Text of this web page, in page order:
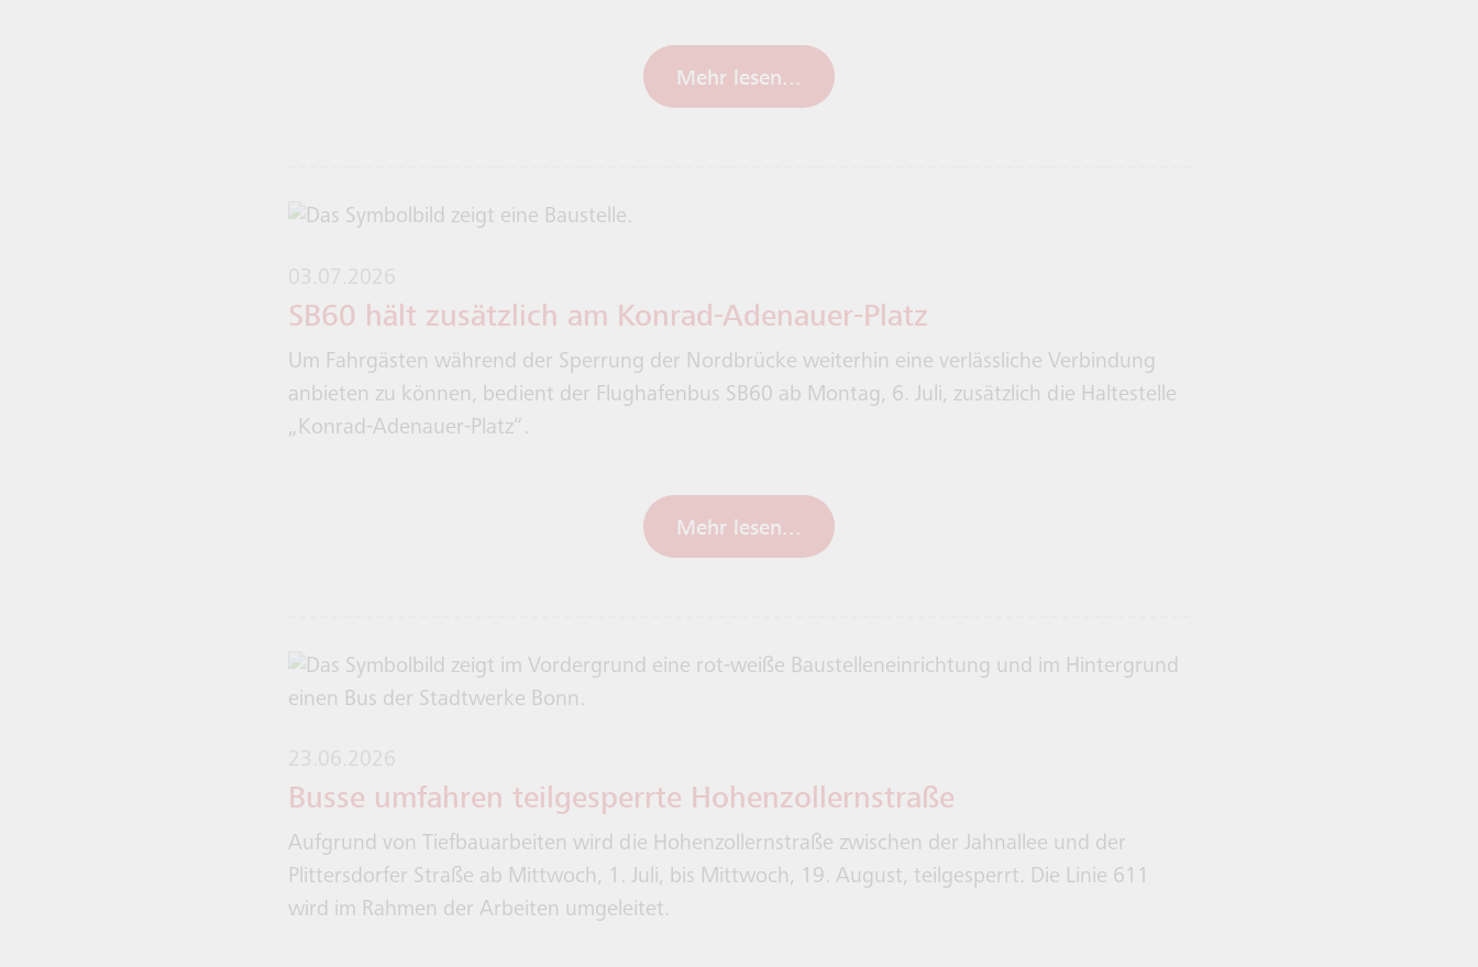
Mehr lesen...
SB60 hält zusätzlich am Konrad-Adenauer-Platz
Um Fahrgästen während der Sperrung der Nordbrücke weiterhin eine verlässliche Verbindung
anbieten zu können, bedient der Flughafenbus SB60 ab Montag, 6. Juli, zusätzlich die Haltestelle
„Konrad-Adenauer-Platz“.
Mehr lesen...
Busse umfahren teilgesperrte Hohenzollernstraße
Aufgrund von Tiefbauarbeiten wird die Hohenzollernstraße zwischen der Jahnallee und der
Plittersdorfer Straße ab Mittwoch, 1. Juli, bis Mittwoch, 19. August, teilgesperrt. Die Linie 611
wird im Rahmen der Arbeiten umgeleitet.